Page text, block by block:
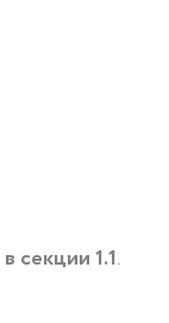
в секции 1.1.